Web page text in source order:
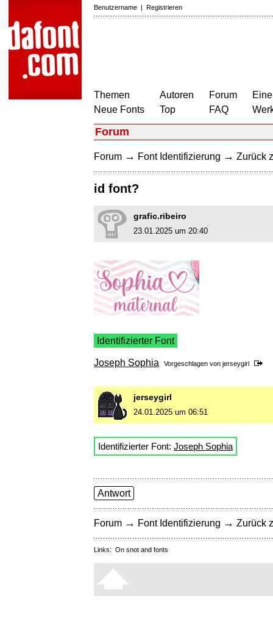
Benutzername | Registrieren
Themen
Neue Fonts
Autoren
Top
Forum
FAQ
Forum
Forum → Font Identifizierung → Zurück
id font?
grafic.ribeiro
23.01.2025 um 20:40
Identifizierter Font
Joseph Sophia Vorgeschlagen von jerseygirl
jerseygirl
24.01.2025 um 06:51
Identifizierter Font: Joseph Sophia
Antwort
Forum → Font Identifizierung → Zurück
Links: On snot and fonts